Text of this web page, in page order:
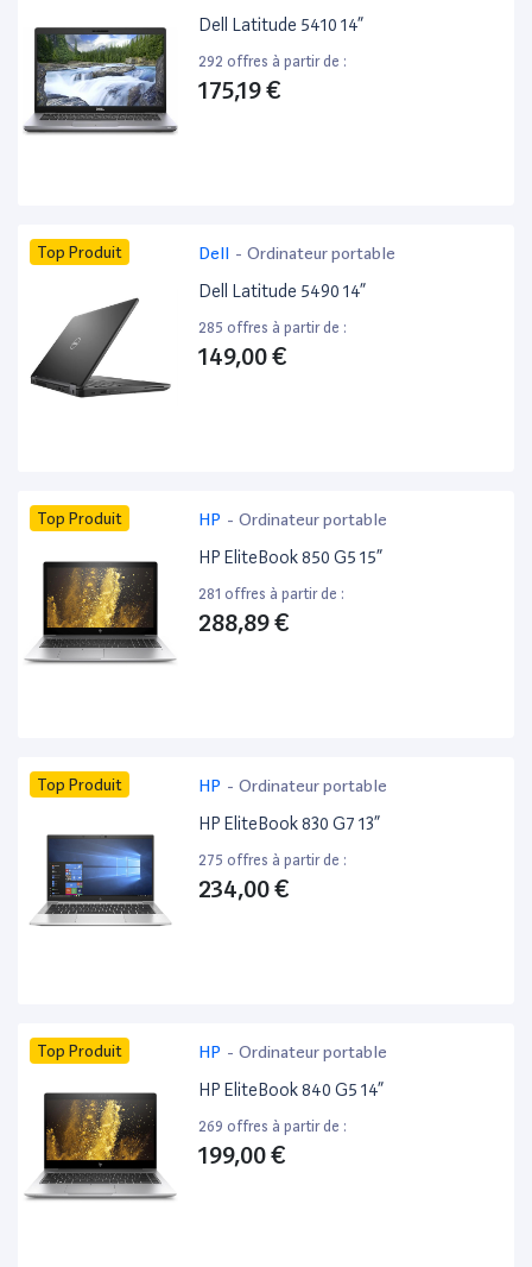
Dell Latitude 5410 14”
292 offres à partir de :
175,19 €
Top Produit Dell - Ordinateur portable
Dell Latitude 5490 14”
285 offres à partir de :
149,00 €
Top Produit HP - Ordinateur portable
HP EliteBook 850 G5 15”
281 offres à partir de :
288,89 €
Top Produit HP - Ordinateur portable
HP EliteBook 830 G7 13”
275 offres à partir de :
234,00 €
Top Produit HP - Ordinateur portable
HP EliteBook 840 G5 14”
269 offres à partir de :
199,00 €